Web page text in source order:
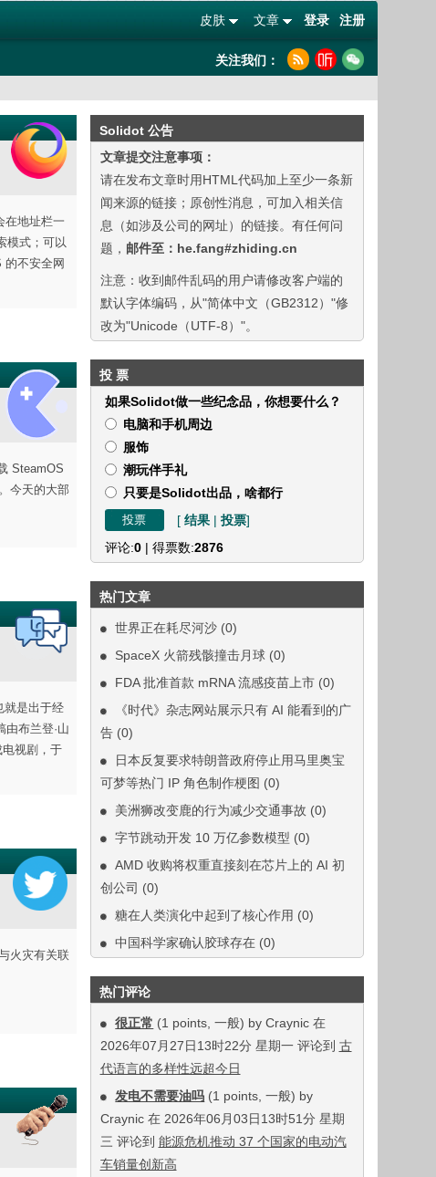
登录 注册
文章
皮肤
关注我们：
Solidot 公告
文章提交注意事项：
请在发布文章时用HTML代码加上至少一条新
闻来源的链接；原创性消息，可加入相关信
息（如涉及公司的网址）的链接。有任何问
题， 邮件至：he.fang#zhiding.cn
注意：收到邮件乱码的用户请修改客户端的
默认字体编码，从"简体中文（GB2312）"修
改为"Unicode（UTF-8）"。
投 票
如果Solidot做一些纪念品，你想要什么？
电脑和手机周边
服饰
潮玩伴手礼
只要是Solidot出品，啥都行
[ 结果| 投票]
评论:0| 得票数:2876
热门文章
世界正在耗尽河沙 (0)
SpaceX 火箭残骸撞击月球 (0)
FDA 批准首款 mRNA 流感疫苗上市 (0)
《时代》杂志网站展示只有 AI 能看到的广
告 (0)
日本反复要求特朗普政府停止用马里奥宝
可梦等热门 IP 角色制作梗图 (0)
美洲狮改变鹿的行为减少交通事故 (0)
字节跳动开发 10 万亿参数模型 (0)
AMD 收购将权重直接刻在芯片上的 AI 初
创公司 (0)
糖在人类演化中起到了核心作用 (0)
中国科学家确认胶球存在 (0)
热门评论
很正常 (1 points, 一般) by Craynic 在
2026年07月27日13时22分 星期一 评论到 古
代语言的多样性远超今日
发电不需要油吗 (1 points, 一般) by
Craynic 在 2026年06月03日13时51分 星期
三 评论到 能源危机推动 37 个国家的电动汽
车销量创新高
在地址栏一
模式；可以
的不安全网
SteamOS
今天的大部
就是出于经
布兰登·山
视剧，于
火灾有关联